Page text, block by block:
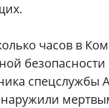
часов в
спецслужбы